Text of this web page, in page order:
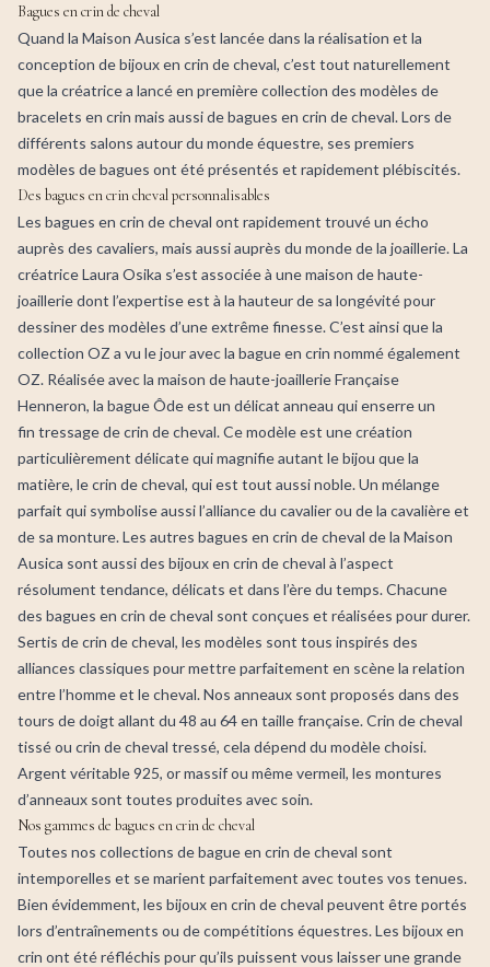
Bagues en crin de cheval
Quand la Maison Ausica s’est lancée dans la réalisation et la
conception de bijoux en crin de cheval, c’est tout naturellement
que la créatrice a lancé en première collection des modèles de
bracelets en crin mais aussi de bagues en crin de cheval. Lors de
différents salons autour du monde équestre, ses premiers
modèles de bagues ont été présentés et rapidement plébiscités.
Des bagues en crin cheval personnalisables
Les bagues en crin de cheval ont rapidement trouvé un écho
auprès des cavaliers, mais aussi auprès du monde de la joaillerie. La
créatrice Laura Osika s’est associée à une maison de haute-
joaillerie dont l’expertise est à la hauteur de sa longévité pour
dessiner des modèles d’une extrême finesse. C’est ainsi que la
collection OZ a vu le jour avec la bague en crin nommé également
OZ. Réalisée avec la maison de haute-joaillerie Française
Henneron, la bague Ôde est un délicat anneau qui enserre un
fin tressage de crin de cheval. Ce modèle est une création
particulièrement délicate qui magnifie autant le bijou que la
matière, le crin de cheval, qui est tout aussi noble. Un mélange
parfait qui symbolise aussi l’alliance du cavalier ou de la cavalière et
de sa monture. Les autres bagues en crin de cheval de la Maison
Ausica sont aussi des bijoux en crin de cheval à l’aspect
résolument tendance, délicats et dans l’ère du temps. Chacune
des bagues en crin de cheval sont conçues et réalisées pour durer.
Sertis de crin de cheval, les modèles sont tous inspirés des
alliances classiques pour mettre parfaitement en scène la relation
entre l’homme et le cheval. Nos anneaux sont proposés dans des
tours de doigt allant du 48 au 64 en taille française. Crin de cheval
tissé ou crin de cheval tressé, cela dépend du modèle choisi.
Argent véritable 925, or massif ou même vermeil, les montures
d’anneaux sont toutes produites avec soin.
Nos gammes de bagues en crin de cheval
Toutes nos collections de bague en crin de cheval sont
intemporelles et se marient parfaitement avec toutes vos tenues.
Bien évidemment, les bijoux en crin de cheval peuvent être portés
lors d’entraînements ou de compétitions équestres. Les bijoux en
crin ont été réfléchis pour qu’ils puissent vous laisser une grande